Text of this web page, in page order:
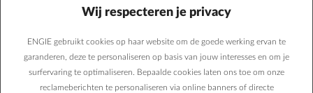
De elektriciteits- en
gasprijzen zijn gedaald
Laetitia M.
Wij respecteren je privacy
ENGIE gebruikt cookies op haar website om de goede werking ervan te
garanderen, deze te personaliseren op basis van jouw interesses en om je
surfervaring te optimaliseren. Bepaalde cookies laten ons toe om onze
reclameberichten te personaliseren via online banners of directe